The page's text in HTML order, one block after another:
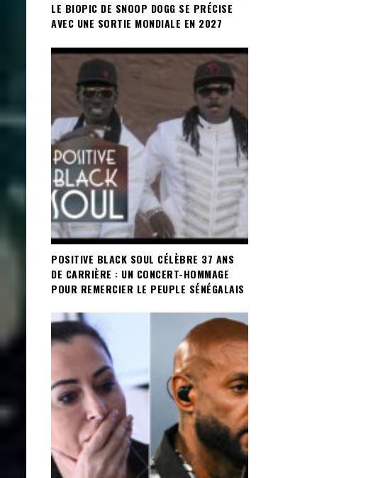
LE BIOPIC DE SNOOP DOGG SE PRÉCISE
AVEC UNE SORTIE MONDIALE EN 2027
POSITIVE BLACK SOUL CÉLÈBRE 37 ANS
DE CARRIÈRE : UN CONCERT-HOMMAGE
POUR REMERCIER LE PEUPLE SÉNÉGALAIS